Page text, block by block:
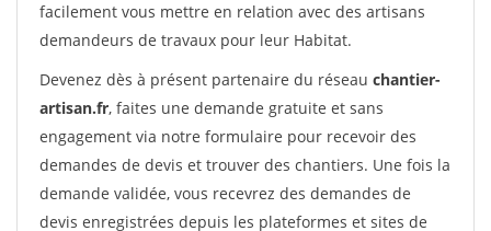
facilement vous mettre en relation avec des artisans
demandeurs de travaux pour leur Habitat.
Devenez dès à présent partenaire du réseau chantier-
artisan.fr, faites une demande gratuite et sans
engagement via notre formulaire pour recevoir des
demandes de devis et trouver des chantiers. Une fois la
demande validée, vous recevrez des demandes de
devis enregistrées depuis les plateformes et sites de